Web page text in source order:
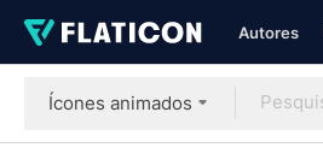
Autores
Ícones animados